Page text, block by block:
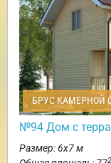
БРУС КАМЕРНОЙ
№94 Дом с
Размер: 6х7 м
2